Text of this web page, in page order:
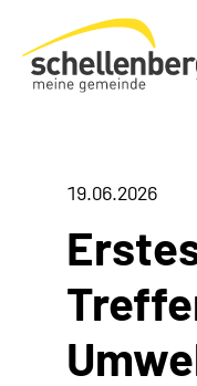
Gemeinde Schellenberg Startseite
19.06.2026